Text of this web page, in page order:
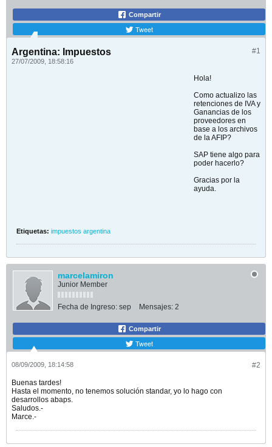
Compartir
Tweet
#1
Argentina: Impuestos
27/07/2009, 18:58:16
Hola!
Como actualizo las
retenciones de IVA y
Ganancias de los
proveedores en
base a los archivos
de la AFIP?
SAP tiene algo para
poder hacerlo?
Gracias por la
ayuda.
Etiquetas: impuestos argentina
marcelamiron
Junior Member
Fecha de Ingreso: sep Mensajes: 2
Compartir
Tweet
#2
08/09/2009, 18:14:58
Buenas tardes!
Hasta el momento, no tenemos solución standar, yo lo hago con
desarrollos abaps.
Saludos.-
Marce.-